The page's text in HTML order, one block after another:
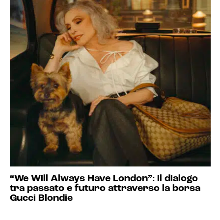
“We Will Always Have London”: il dialogo
tra passato e futuro attraverso la borsa
Gucci Blondie